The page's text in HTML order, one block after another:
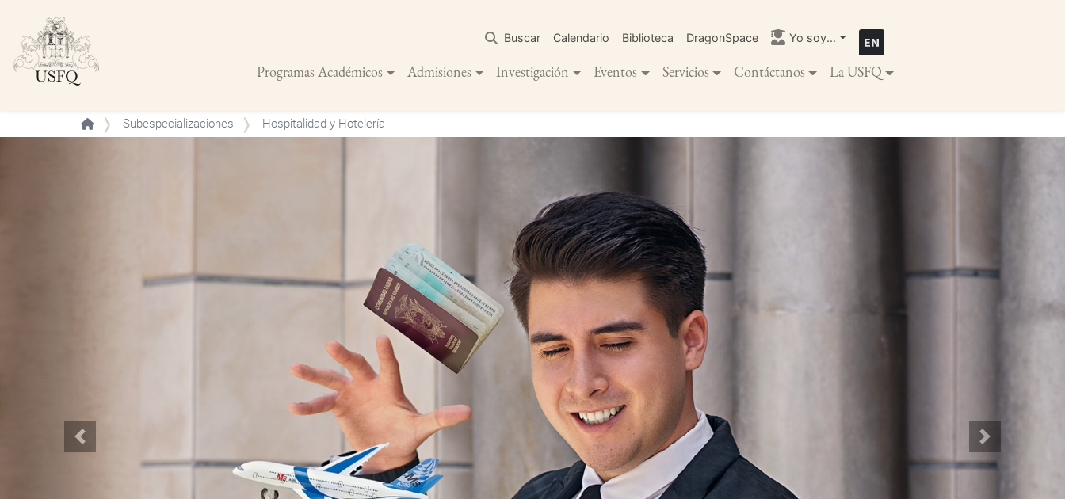
contenido
principal
Buscar Calendario Biblioteca DragonSpace Yo soy...
Programas Académicos Admisiones Investigación Eventos Servicios Contáctanos La USFQ
Buscar
Subespecializaciones Hospitalidad y Hotelería
Previous Next